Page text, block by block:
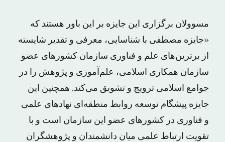
مسوولان برگزاری این جایزه بر این باور هستند که
«جایزه مصطفی با شناسایی، معرفی و تقدیر شایسته
از برترین‌های علم و فناوری سازمان کشورهای عضو
سازمان همکاری اسلامی، علم‌آموزی و پژوهش را در
جوامع اسلامی ترویج و تشویق می‌کند. همچنین این
جایزه پیشگام توسعه روابط منطقه‌ای نهادهای علمی
و فناوری در کشورهای عضو این سازمان است و با
تقویت ارتباط علمی میان دانشمندان و پژوهشگران